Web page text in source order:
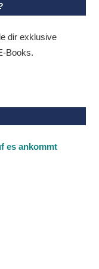
dir exklusive
Books.
es ankommt